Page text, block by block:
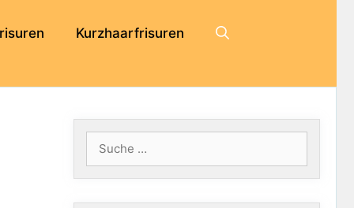
Kurzhaarfrisuren
Suche
nach: